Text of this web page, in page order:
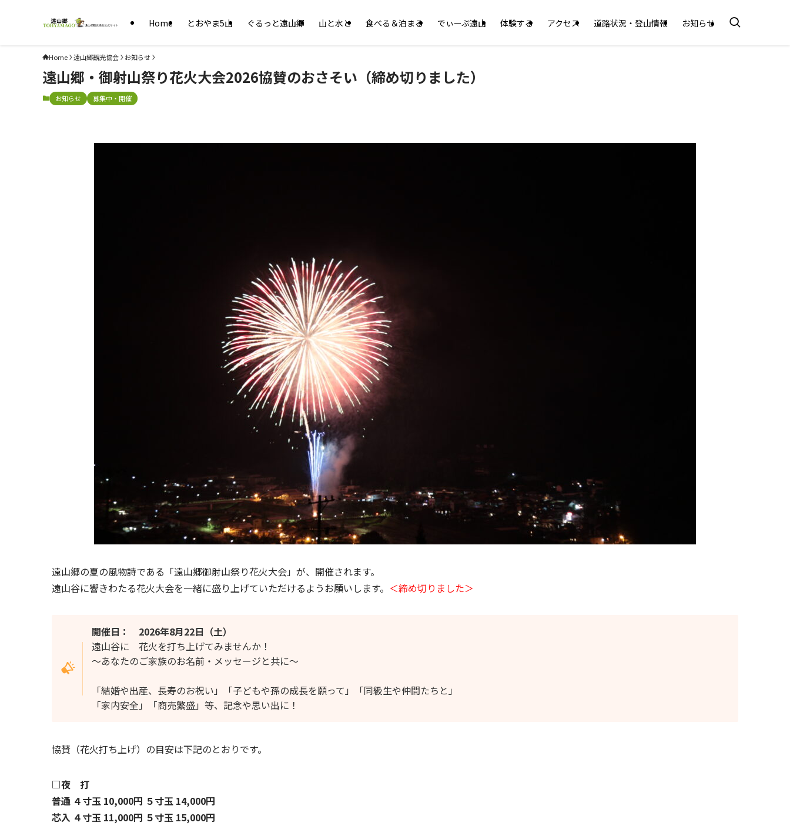
Home とおやま5山 ぐるっと遠山郷 山と水と 食べる＆泊まる でぃーぷ遠山 体験する アクセス 道路状況・登山情報 お知らせ
Home 遠山郷観光協会 お知らせ
遠山郷・御射山祭り花火大会2026協賛のおさそい（締め切りました）
お知らせ 募集中・開催
遠山郷の夏の風物詩である「遠山郷御射山祭り花火大会」が、開催されます。
遠山谷に響きわたる花火大会を一緒に盛り上げていただけるようお願いします。 ＜締め切りました＞
開催日： 2026年8月22日（土）
遠山谷に 花火を打ち上げてみませんか！
～あなたのご家族のお名前・メッセージと共に～
「結婚や出産、長寿のお祝い」「子どもや孫の成長を願って」「同級生や仲間たちと」
「家内安全」「商売繁盛」等、記念や思い出に！
協賛（花火打ち上げ）の目安は下記のとおりです。
□夜 打
普通 ４寸玉 10,000円 ５寸玉 14,000円
芯入 ４寸玉 11,000円 ５寸玉 15,000円